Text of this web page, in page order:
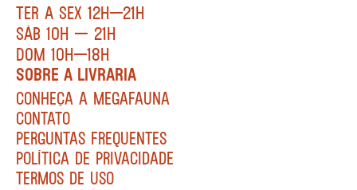
TER A SEX 12H—21H
SÁB 10H — 21H
DOM 10H—18H
SOBRE A LIVRARIA
CONHEÇA A MEGAFAUNA
CONTATO
PERGUNTAS FREQUENTES
POLÍTICA DE PRIVACIDADE
TERMOS DE USO